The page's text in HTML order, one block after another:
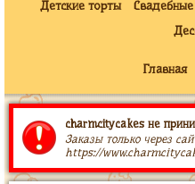
Детские торты
Главная
charmcitycakes не
Заказы только через
https://